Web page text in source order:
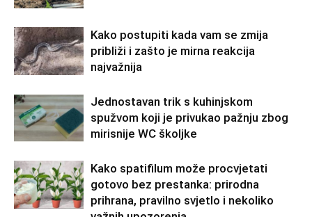
Kako postupiti kada vam se zmija
približi i zašto je mirna reakcija
najvažnija
Jednostavan trik s kuhinjskom
spužvom koji je privukao pažnju zbog
mirisnije WC školjke
Kako spatifilum može procvjetati
gotovo bez prestanka: prirodna
prihrana, pravilno svjetlo i nekoliko